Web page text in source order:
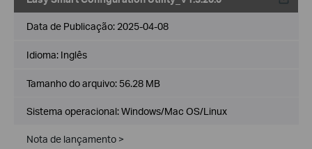
Data de Publicação: 2025-04-08
Idioma: Inglês
Tamanho do arquivo: 56.28 MB
Sistema operacional: Windows/Mac OS/Linux
Nota de lançamento >